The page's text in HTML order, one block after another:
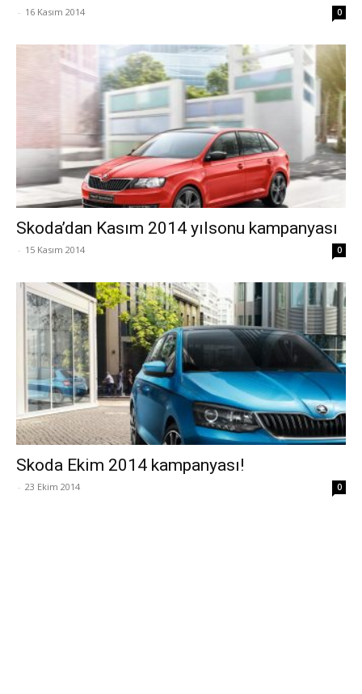
- 16 Kasım 2014 0
Skoda’dan Kasım 2014 yılsonu kampanyası
- 15 Kasım 2014 0
Skoda Ekim 2014 kampanyası!
- 23 Ekim 2014 0